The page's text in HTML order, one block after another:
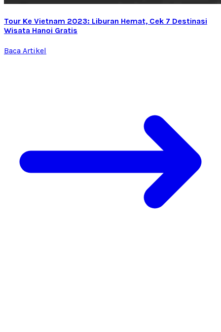
Tour Ke Vietnam 2023: Liburan Hemat, Cek 7 Destinasi
Wisata Hanoi Gratis
Baca Artikel